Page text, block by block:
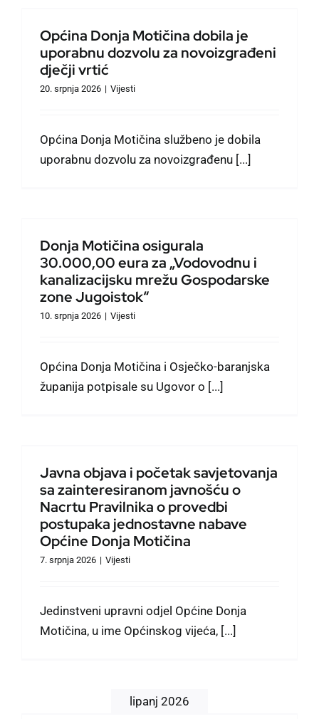
Općina Donja Motičina dobila je
uporabnu dozvolu za novoizgrađeni
dječji vrtić
20. srpnja 2026 | Vijesti
Općina Donja Motičina službeno je dobila
uporabnu dozvolu za novoizgrađenu [...]
Donja Motičina osigurala
30.000,00 eura za „Vodovodnu i
kanalizacijsku mrežu Gospodarske
zone Jugoistok“
10. srpnja 2026 | Vijesti
Općina Donja Motičina i Osječko-baranjska
županija potpisale su Ugovor o [...]
Javna objava i početak savjetovanja
sa zainteresiranom javnošću o
Nacrtu Pravilnika o provedbi
postupaka jednostavne nabave
Općine Donja Motičina
7. srpnja 2026 | Vijesti
Jedinstveni upravni odjel Općine Donja
Motičina, u ime Općinskog vijeća, [...]
lipanj 2026